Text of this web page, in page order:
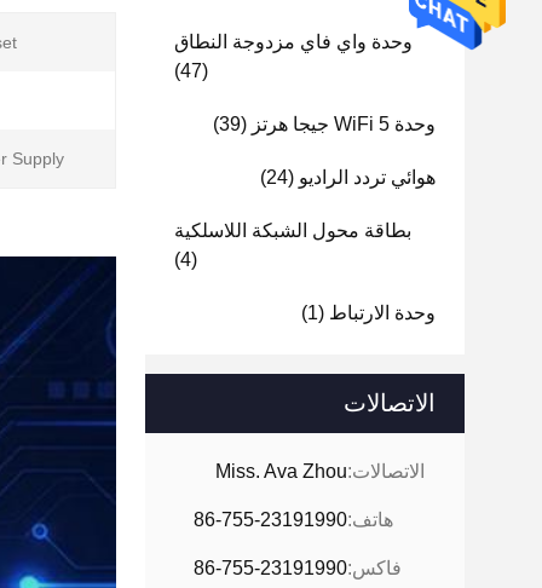
وحدة واي فاي مزدوجة النطاق
(47)
وحدة WiFi 5 جيجا هرتز (39)
هوائي تردد الراديو (24)
بطاقة محول الشبكة اللاسلكية
(4)
وحدة الارتباط (1)
الاتصالات
الاتصالات:Miss. Ava Zhou
هاتف:86-755-23191990
فاكس:86-755-23191990
Supply: